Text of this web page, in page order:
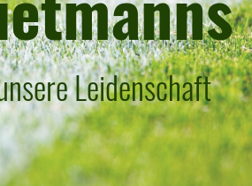
Leidenschaft